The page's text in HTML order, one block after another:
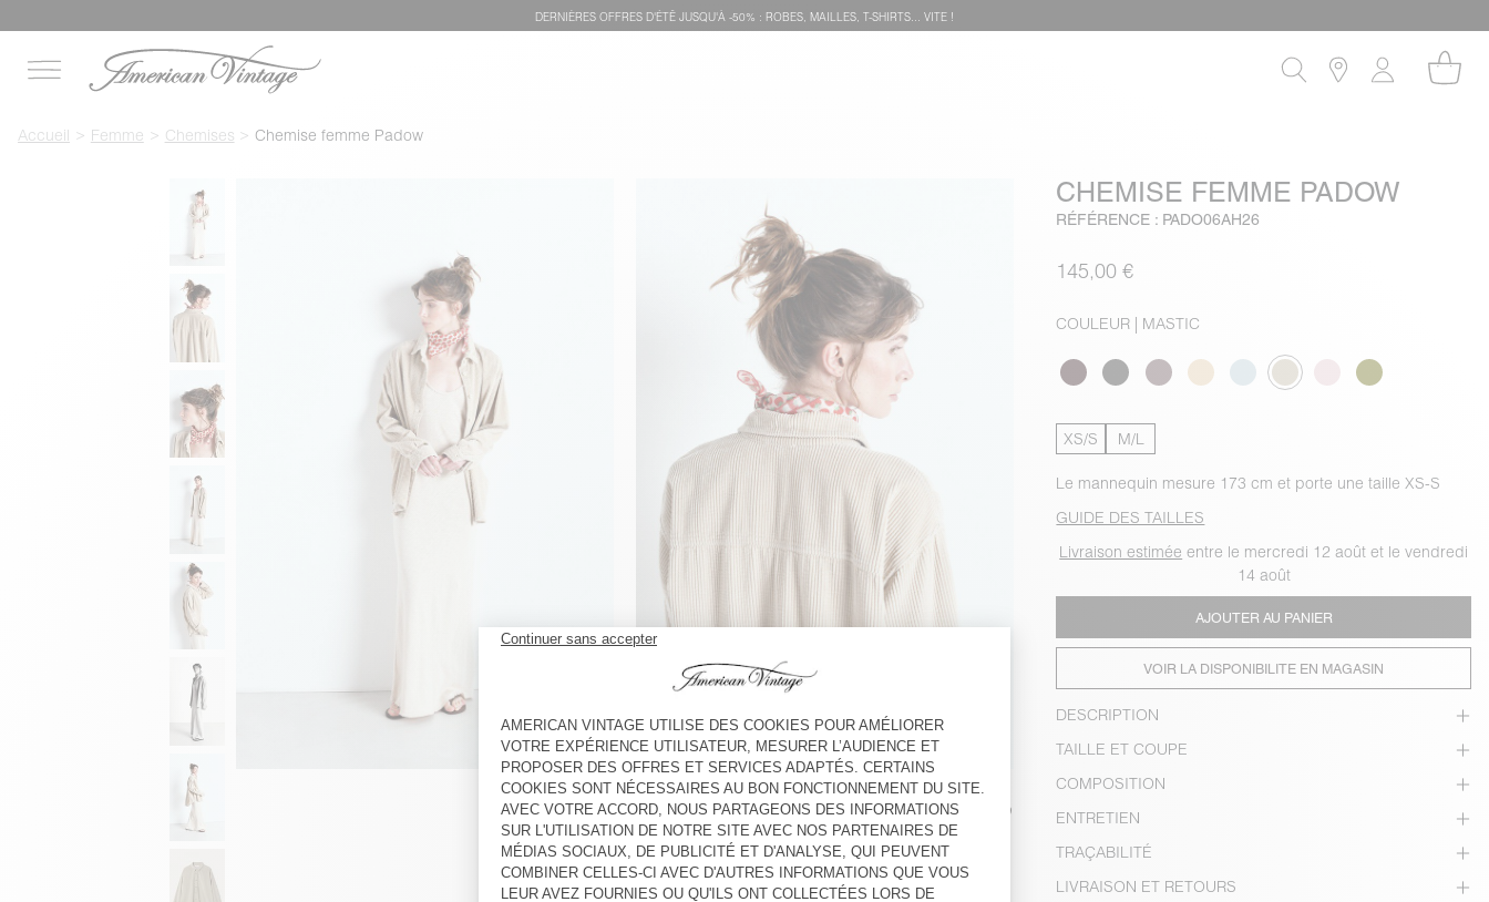
DERNIÈRES OFFRES D'ÉTÊ JUSQU'À -50% : ROBES, MAILLES, T-SHIRTS... VITE !
Accueil Femme Chemises Chemise femme Padow
CHEMISE FEMME PADOW
RÉFÉRENCE : PADO06AH26
145,00 €
COULEUR | MASTIC
XS/S M/L
Le mannequin mesure 173 cm et porte une taille XS-S
GUIDE DES TAILLES
Livraison estimée entre le mercredi 12 août et le vendredi
14 août
AJOUTER AU PANIER
VOIR LA DISPONIBILITE EN MAGASIN
DESCRIPTION
TAILLE ET COUPE
COMPOSITION
ENTRETIEN
TRAÇABILITÉ
LIVRAISON ET RETOURS